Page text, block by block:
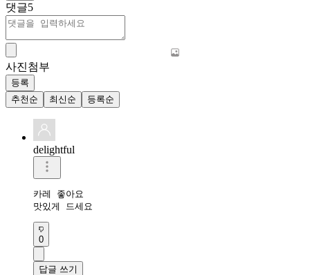
댓글5
사진첨부
등록
추천순
최신순 등록순
delightful
카레 좋아요
맛있게 드세요
0
답글 쓰기